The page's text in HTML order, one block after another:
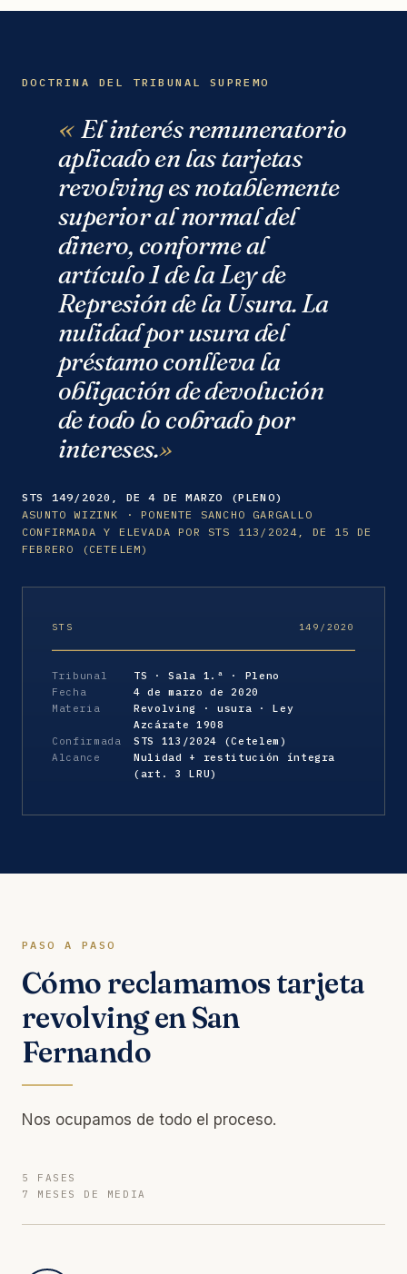
DOCTRINA DEL TRIBUNAL SUPREMO
El interés remuneratorio
aplicado en las tarjetas
revolving es notablemente
superior al normal del
dinero, conforme al
artículo 1 de la Ley de
Represión de la Usura. La
nulidad por usura del
préstamo conlleva la
obligación de devolución
de todo lo cobrado por
intereses.
STS 149/2020, DE 4 DE MARZO (PLENO)
ASUNTO WIZINK · PONENTE SANCHO GARGALLO
CONFIRMADA Y ELEVADA POR STS 113/2024, DE 15 DE
FEBRERO (CETELEM)
STS 149/2020
Tribunal
TS · Sala 1.ª · Pleno
Fecha
4 de marzo de 2020
Materia
Revolving · usura · Ley
Azcárate 1908
Confirmada
STS 113/2024 (Cetelem)
Alcance
Nulidad + restitución íntegra
(art. 3 LRU)
PASO A PASO
Cómo reclamamos tarjeta
revolving en San
Fernando
Nos ocupamos de todo el proceso.
5 FASES
7 MESES DE MEDIA